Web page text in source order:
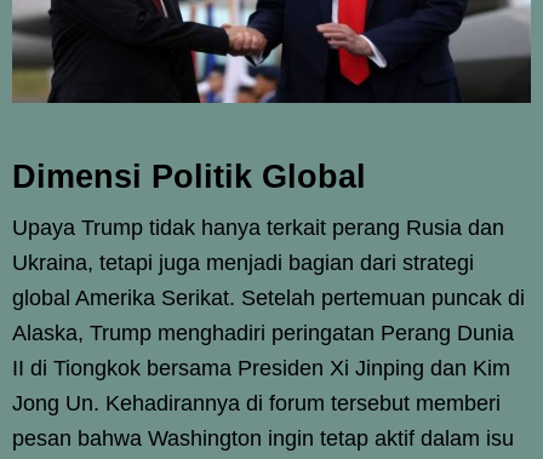
Dimensi Politik Global
Upaya Trump tidak hanya terkait perang Rusia dan
Ukraina, tetapi juga menjadi bagian dari strategi
global Amerika Serikat. Setelah pertemuan puncak di
Alaska, Trump menghadiri peringatan Perang Dunia
II di Tiongkok bersama Presiden Xi Jinping dan Kim
Jong Un. Kehadirannya di forum tersebut memberi
pesan bahwa Washington ingin tetap aktif dalam isu